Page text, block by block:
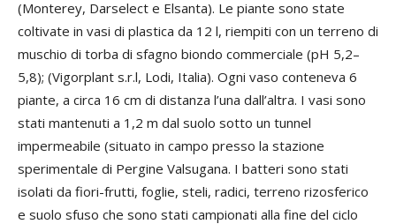
(Monterey, Darselect e Elsanta). Le piante sono state
coltivate in vasi di plastica da 12 l, riempiti con un terreno di
muschio di torba di sfagno biondo commerciale (pH 5,2–
5,8); (Vigorplant s.r.l, Lodi, Italia). Ogni vaso conteneva 6
piante, a circa 16 cm di distanza l’una dall’altra. I vasi sono
stati mantenuti a 1,2 m dal suolo sotto un tunnel
impermeabile (situato in campo presso la stazione
sperimentale di Pergine Valsugana. I batteri sono stati
isolati da fiori-frutti, foglie, steli, radici, terreno rizosferico
e suolo sfuso che sono stati campionati alla fine del ciclo